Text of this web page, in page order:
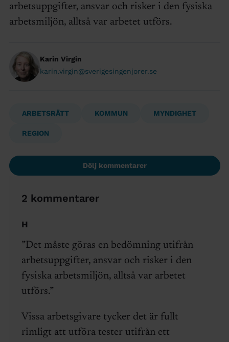
arbetsuppgifter, ansvar och risker i den fysiska
arbetsmiljön, alltså var arbetet utförs.
Karin Virgin
karin.virgin@sverigesingenjorer.se
ARBETSRÄTT KOMMUN MYNDIGHET
REGION
Dölj kommentarer
2 kommentarer
H
”Det måste göras en bedömning utifrån
arbetsuppgifter, ansvar och risker i den
fysiska arbetsmiljön, alltså var arbetet
utförs.”
Vissa arbetsgivare tycker det är fullt
rimligt att utföra tester utifrån ett